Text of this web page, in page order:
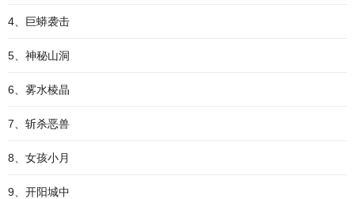
4、巨蟒袭击
5、神秘山洞
6、雾水棱晶
7、斩杀恶兽
8、女孩小月
9、开阳城中